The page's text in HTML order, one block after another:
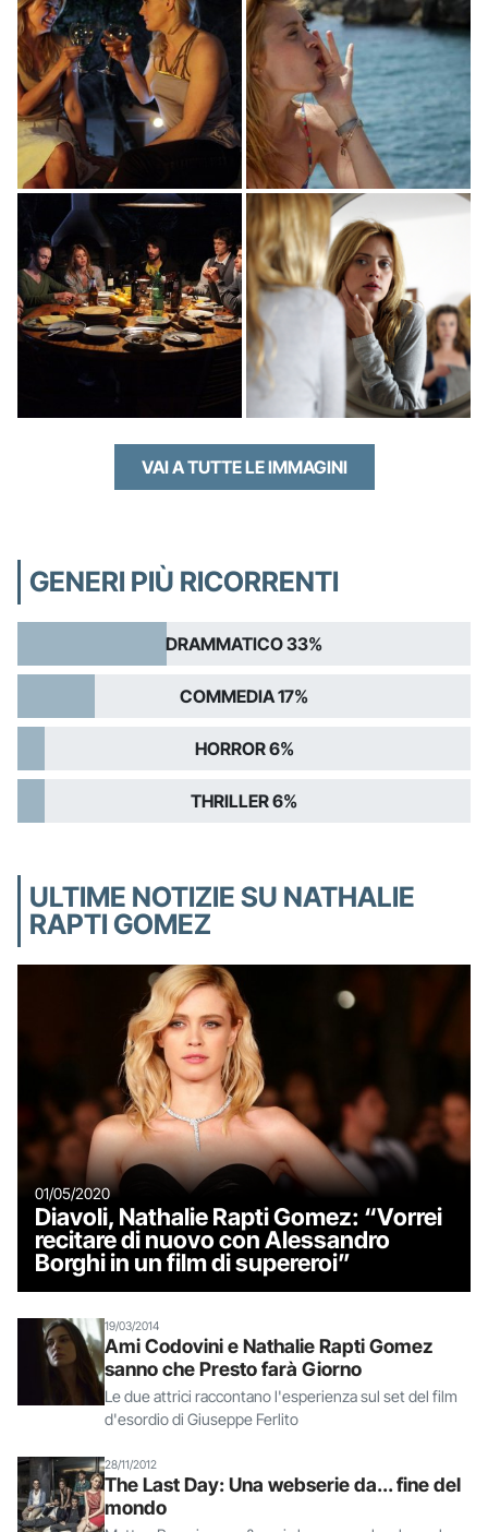
VAI A TUTTE LE IMMAGINI
GENERI PIÙ RICORRENTI
DRAMMATICO 33%
COMMEDIA 17%
HORROR 6%
THRILLER 6%
ULTIME NOTIZIE SU NATHALIE
RAPTI GOMEZ
01/05/2020
Diavoli, Nathalie Rapti Gomez: “Vorrei
recitare di nuovo con Alessandro
Borghi in un film di supereroi”
19/03/2014
Ami Codovini e Nathalie Rapti Gomez
sanno che Presto farà Giorno
Le due attrici raccontano l'esperienza sul set del film
d'esordio di Giuseppe Ferlito
28/11/2012
The Last Day: Una webserie da... fine del
mondo